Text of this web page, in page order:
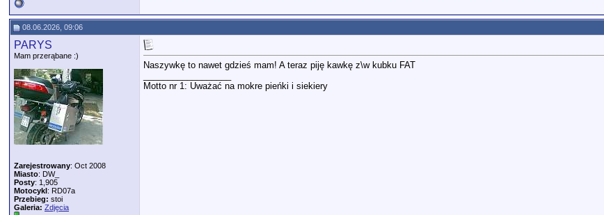
08.06.2026, 09:06
PARYS
Mam przerąbane :)
Zarejestrowany: Oct 2008
Miasto: DW_
Posty: 1,905
Motocykl: RD07a
Przebieg: stoi
Galeria: Zdjęcia
Naszywkę to nawet gdzieś mam! A teraz piję kawkę z\w kubku FAT
Motto nr 1: Uważać na mokre pieńki i siekiery